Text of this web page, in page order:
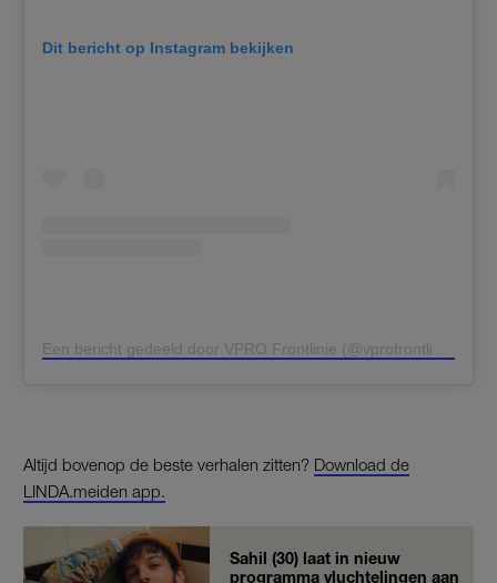
Dit bericht op Instagram bekijken
Altijd bovenop de beste verhalen zitten? Download de
LINDA.meiden app.
Sahil (30) laat in nieuw
programma vluchtelingen aan